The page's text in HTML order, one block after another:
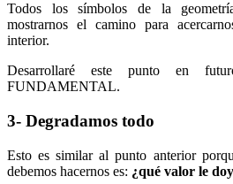
Todos los símbolos de la
mostrarnos el camino para
interior.
Desarrollaré este punto en
FUNDAMENTAL.
3- Degradamos todo
Esto es similar al punto anterior
debemos hacernos es: ¿qué valor le